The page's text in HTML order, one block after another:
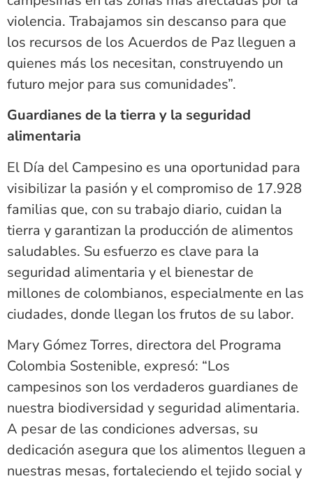
violencia. Trabajamos sin descanso para que
los recursos de los Acuerdos de Paz lleguen a
quienes más los necesitan, construyendo un
futuro mejor para sus comunidades”.
Guardianes de la tierra y la seguridad
alimentaria
El Día del Campesino es una oportunidad para
visibilizar la pasión y el compromiso de 17.928
familias que, con su trabajo diario, cuidan la
tierra y garantizan la producción de alimentos
saludables. Su esfuerzo es clave para la
seguridad alimentaria y el bienestar de
millones de colombianos, especialmente en las
ciudades, donde llegan los frutos de su labor.
Mary Gómez Torres, directora del Programa
Colombia Sostenible, expresó: “Los
campesinos son los verdaderos guardianes de
nuestra biodiversidad y seguridad alimentaria.
A pesar de las condiciones adversas, su
dedicación asegura que los alimentos lleguen a
nuestras mesas, fortaleciendo el tejido social y